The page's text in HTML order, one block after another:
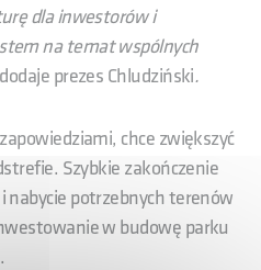
dla inwestorów i
na temat wspólnych
dodaje prezes Chludziński.
chce zwiększyć
Szybkie zakończenie
nabycie potrzebnych terenów
w budowę parku